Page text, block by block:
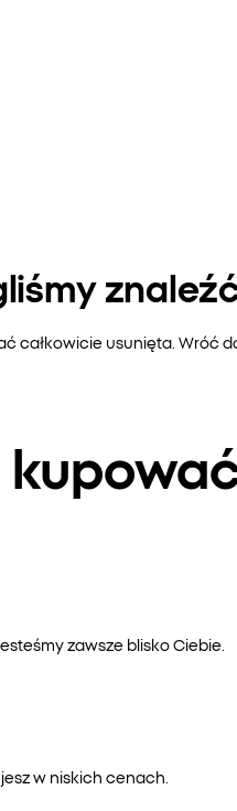
całkowicie usunięta.
zawsze blisko Ciebie.
w niskich cenach.